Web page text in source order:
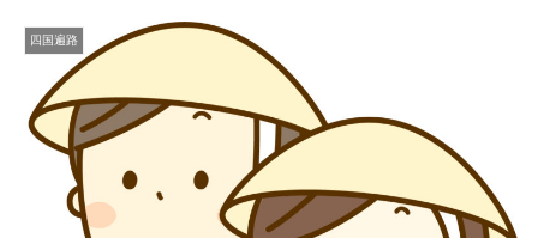
四国遍路